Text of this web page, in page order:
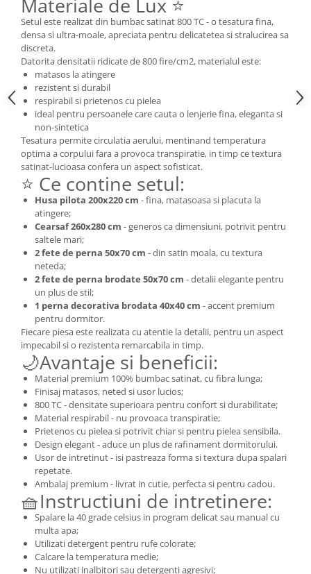
Materiale de Lux ⭐
Setul este realizat din bumbac satinat 800 TC - o tesatura fina,
densa si ultra-moale, apreciata pentru delicatetea si stralucirea sa
discreta.
Datorita densitatii ridicate de 800 fire/cm2, materialul este:
matasos la atingere
rezistent si durabil
respirabil si prietenos cu pielea
ideal pentru persoanele care cauta o lenjerie fina, eleganta si
non-sintetica
Tesatura permite circulatia aerului, mentinand temperatura
optima a corpului fara a provoca transpiratie, in timp ce textura
satinat-lucioasa confera un aspect sofisticat.
⭐ Ce contine setul:
Husa pilota 200x220 cm - fina, matasoasa si placuta la
atingere;
Cearsaf 260x280 cm - generos ca dimensiuni, potrivit pentru
saltele mari;
2 fete de perna 50x70 cm - din satin moala, cu textura
neteda;
2 fete de perna brodate 50x70 cm - detalii elegante pentru
un plus de stil;
1 perna decorativa brodata 40x40 cm - accent premium
pentru dormitor.
Fiecare piesa este realizata cu atentie la detalii, pentru un aspect
impecabil si o rezistenta remarcabila in timp.
🌙Avantaje si beneficii:
Material premium 100% bumbac satinat, cu fibra lunga;
Finisaj matasos, neted si usor lucios;
800 TC - densitate superioara pentru confort si durabilitate;
Material respirabil - nu provoaca transpiratie;
Prietenos cu pielea si potrivit chiar si pentru pielea sensibila.
Design elegant - aduce un plus de rafinament dormitorului.
Usor de intretinut - isi pastreaza forma si textura dupa spalari
repetate.
Ambalaj premium - livrat in cutie, perfecta si pentru cadou.
🧺Instructiuni de intretinere:
Spalare la 40 grade celsius in program delicat sau manual cu
multa apa;
Utilizati detergent pentru rufe colorate;
Calcare la temperatura medie;
Nu utilizati inalbitori sau detergenti agresivi;